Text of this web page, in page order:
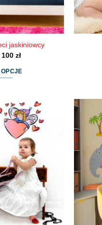
jaskiniowcy
100 zł
wiele
wariantów.